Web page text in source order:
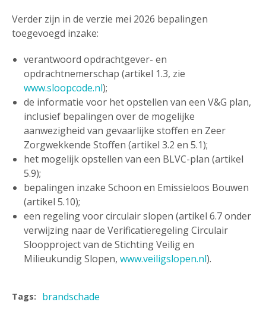
Verder zijn in de verzie mei 2026 bepalingen
toegevoegd inzake:
verantwoord opdrachtgever- en
opdrachtnemerschap (artikel 1.3, zie
www.sloopcode.nl);
de informatie voor het opstellen van een V&G plan,
inclusief bepalingen over de mogelijke
aanwezigheid van gevaarlijke stoffen en Zeer
Zorgwekkende Stoffen (artikel 3.2 en 5.1);
het mogelijk opstellen van een BLVC-plan (artikel
5.9);
bepalingen inzake Schoon en Emissieloos Bouwen
(artikel 5.10);
een regeling voor circulair slopen (artikel 6.7 onder
verwijzing naar de Verificatieregeling Circulair
Sloopproject van de Stichting Veilig en
Milieukundig Slopen, www.veiligslopen.nl).
Tags: brandschade